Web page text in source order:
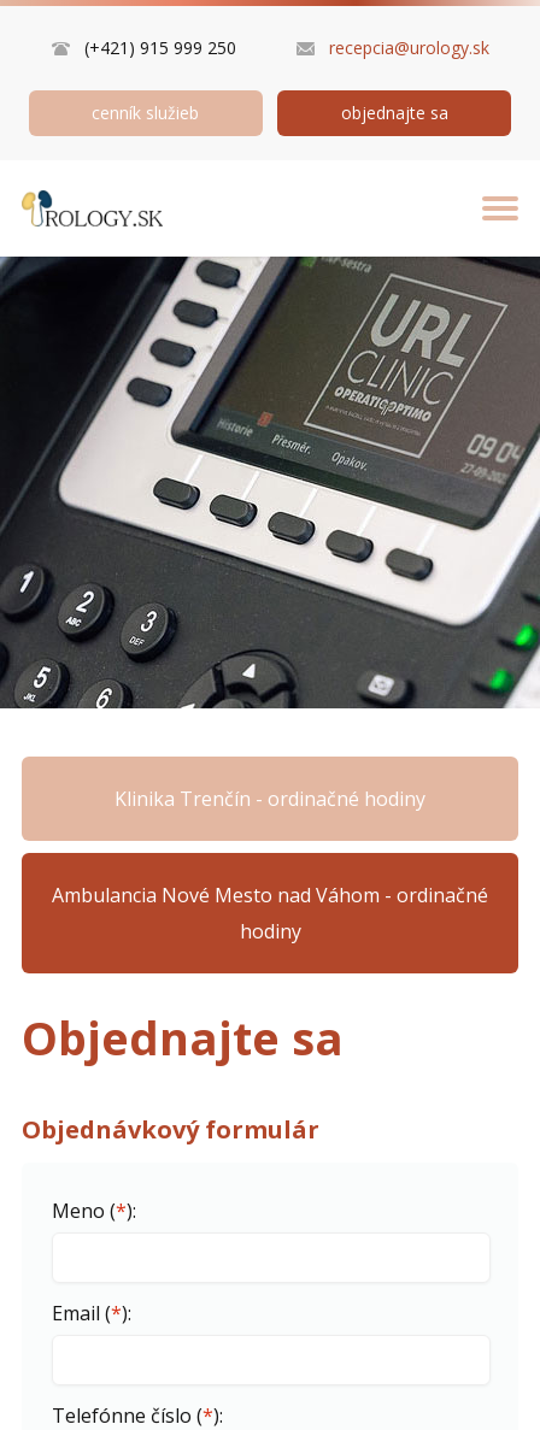
(+421) 915 999 250 recepcia@urology.sk
cenník služieb objednajte sa
Klinika Trenčín - ordinačné hodiny
Ambulancia Nové Mesto nad Váhom - ordinačné
hodiny
Objednajte sa
Objednávkový formulár
Meno (*):
Email (*):
Telefónne číslo (*):